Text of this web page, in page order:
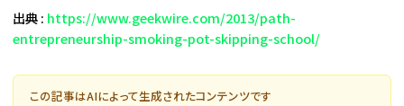
出典 : https://www.geekwire.com/2013/path-
entrepreneurship-smoking-pot-skipping-school/
この記事はAIによって生成されたコンテンツです